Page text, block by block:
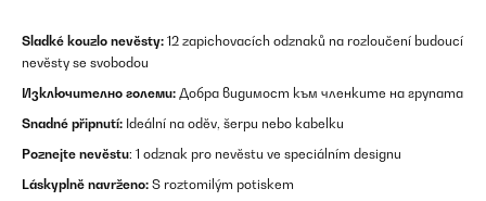
Sladké kouzlo nevěsty: 12 zapichovacích odznaků na rozloučení budoucí
nevěsty se svobodou
Изключително големи: Добра видимост към членките на групата
Snadné připnutí: Ideální na oděv, šerpu nebo kabelku
Poznejte nevěstu: 1 odznak pro nevěstu ve speciálním designu
Láskyplně navrženo: S roztomilým potiskem